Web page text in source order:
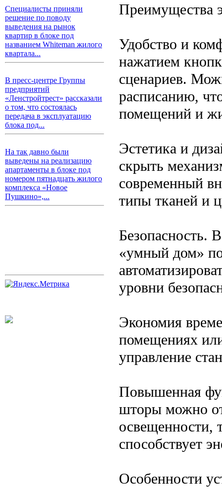
Специалисты приняли
решение по поводу
выведения на рынок
квартир в блоке под
названием Whiteman жилого
квартала...
В пресс-центре Группы
предприятий
«Ленстройтрест» рассказали
о том, что состоялась
передача в эксплуатацию
блока под...
На так давно были
выведены на реализацию
апартаменты в блоке под
номером пятнадцать жилого
комплекса «Новое
Пушкино»,...
Преимущества
Удобство и
нажатием
сценариев.
расписанию,
помещений и
Эстетика и
скрыть
современный
типы тканей и
Безопасность.
«умный дом»
уровни
Экономия
помещениях
управление
Повышенная
шторы можно
освещенности,
способствует
Особенности